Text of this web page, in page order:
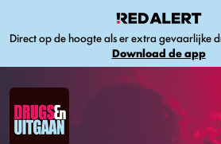
Direct op de hoogte als er extra gevaarlijke
Download de app